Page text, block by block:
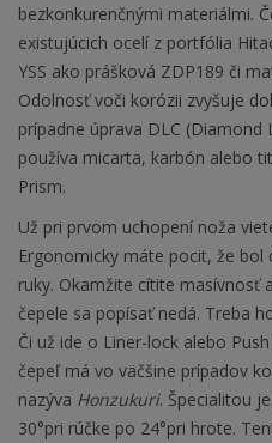
bezkonkurenčnými materiálmi.
existujúcich ocelí z portfólia
YSS ako prášková ZDP189 či
Odolnosť voči korózii zvyšuje
prípadne úprava DLC (Diamond
používa micarta, karbón alebo
Prism.
Už pri prvom uchopení noža
Ergonomicky máte pocit, že bol
ruky. Okamžite cítite masívnosť
čepele sa popísať nedá. Treba
Či už ide o Liner-lock alebo
čepeľ má vo väčšine prípadov
nazýva Honzukuri. Špecialitou
30°pri rúčke po 24°pri hrote.